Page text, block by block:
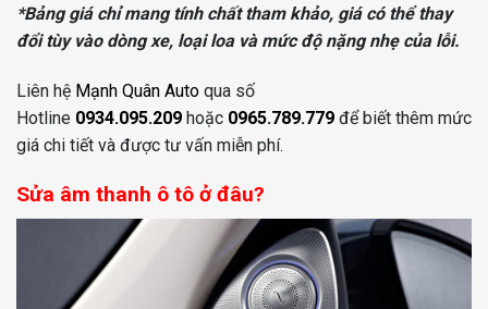
*Bảng giá chỉ mang tính chất tham khảo, giá có thể thay
đổi tùy vào dòng xe, loại loa và mức độ nặng nhẹ của lỗi.
Liên hệ Mạnh Quân Auto qua số
Hotline 0934.095.209 hoặc 0965.789.779 để biết thêm mức
giá chi tiết và được tư vấn miễn phí.
Sửa âm thanh ô tô ở đâu?